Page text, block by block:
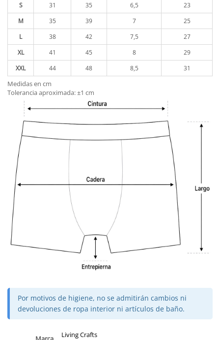
S 31 35 6,5
23
M
35 39 7
25
L
38 42 7,5
27
XL
41 45 8
29
XXL
44 48 8,5 31
Medidas en cm
Tolerancia aproximada: ±1 cm
Por motivos de higiene, no se admitirán cambios ni
devoluciones de ropa interior ni artículos de baño.
Living Crafts